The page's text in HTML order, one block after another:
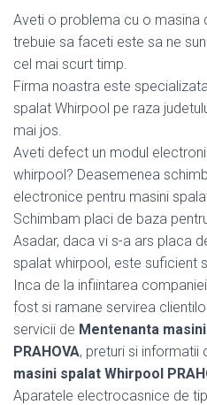
Aveti o problema cu o masina
trebuie sa faceti este sa ne
cel mai scurt timp.
Firma noastra este
spalat Whirpool pe raza
mai jos.
Aveti defect un modul
whirpool? Deasemenea
electronice pentru masini
Schimbam placi de baza
Asadar, daca vi s-a ars placa
spalat whirpool, este suficient
Inca de la infiintarea
fost si ramane servirea
servicii de Mentenanta
PRAHOVA, preturi si informatii
masini spalat Whirpool
Aparatele electrocasnice de